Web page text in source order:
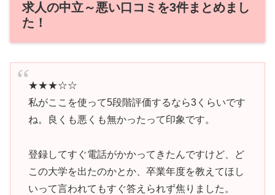
求人の中立～悪い口コミを3件まとめまし
た！
★★★☆☆
私がここを使って5段階評価するなら3くらいです
ね。良くも悪くも無かったって印象です。
登録してすぐ電話がかかってきたんですけど、ど
この大学を出たのかとか、卒業年度を教えてほし
いって言われてもすぐ答えられず焦りました。